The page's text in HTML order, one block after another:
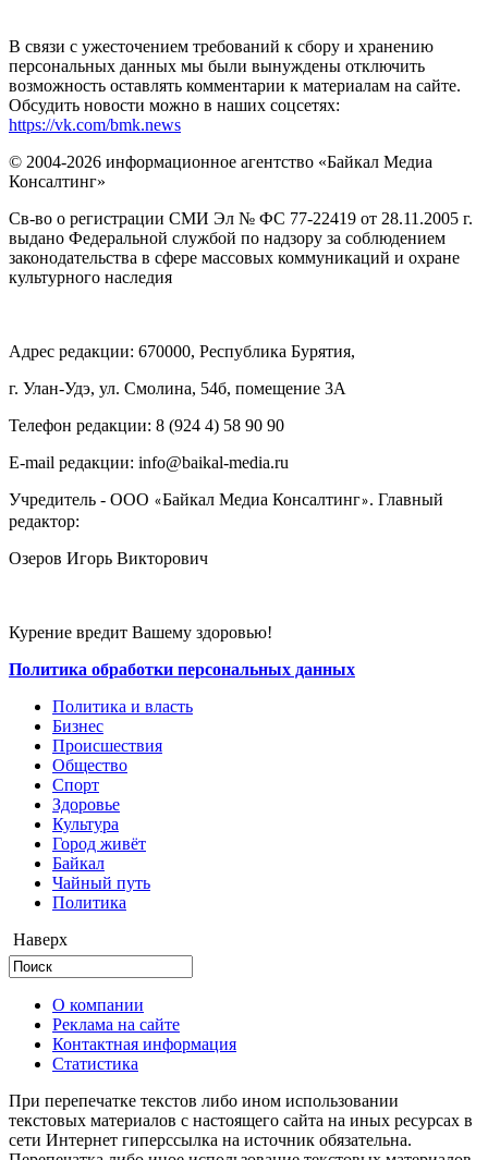
В связи с ужесточением требований к сбору и хранению
персональных данных мы были вынуждены отключить
возможность оставлять комментарии к материалам на сайте.
Обсудить новости можно в наших соцсетях:
https://vk.com/bmk.news
© 2004-2026 информационное агентство «Байкал Медиа
Консалтинг»
Св-во о регистрации СМИ Эл № ФС 77-22419 от 28.11.2005 г.
выдано Федеральной службой по надзору за соблюдением
законодательства в сфере массовых коммуникаций и охране
культурного наследия
Адрес редакции: 670000, Республика Бурятия,
г. Улан-Удэ, ул. Смолина, 54б, помещение 3А
Телефон редакции: ‎‎8 (924 4) 58 90 90
E-mail редакции: info@baikal-media.ru
Учредитель - ООО «Байкал Медиа Консалтинг». Главный
редактор:
Озеров Игорь Викторович
Курение вредит Вашему здоровью!
Политика обработки персональных данных
Политика и власть
Бизнес
Происшествия
Общество
Cпорт
Здоровье
Культура
Город живёт
Байкал
Чайный путь
Политика
Наверх
О компании
Реклама на сайте
Контактная информация
Статистика
При перепечатке текстов либо ином использовании
текстовых материалов с настоящего сайта на иных ресурсах в
сети Интернет гиперссылка на источник обязательна.